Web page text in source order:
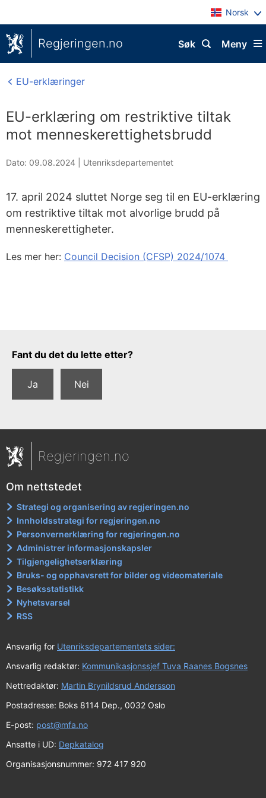
Norsk
Regjeringen.no Meny
Søk
EU-erklæringer
EU-erklæring om restriktive tiltak
mot menneskerettighetsbrudd
Dato: 09.08.2024 Utenriksdepartementet
17. april 2024 sluttet Norge seg til en EU-erklæring
om restriktive tiltak mot alvorlige brudd på
menneskerettigheter.
Les mer her: Council Decision (CFSP) 2024/1074
Tilbakemeldingsskjema
Fant du det du lette etter?
Ja Nei
Regjeringen.no
Om nettstedet
Strategi og organisering av regjeringen.no
Innholdsstrategi for regjeringen.no
Personvernerklæring for regjeringen.no
Administrer informasjonskapsler
Tilgjengelighetserklæring
Bruks- og opphavsrett for bilder og videomateriale
Besøksstatistikk
Nyhetsvarsel
RSS
Ansvarlig for Utenriksdepartementets sider:
Ansvarlig redaktør: Kommunikasjonssjef Tuva Raanes Bogsnes
Nettredaktør: Martin Brynildsrud Andersson
Postadresse: Boks 8114 Dep., 0032 Oslo
E-post: post@mfa.no
Ansatte i UD: Depkatalog
Organisasjonsnummer: 972 417 920